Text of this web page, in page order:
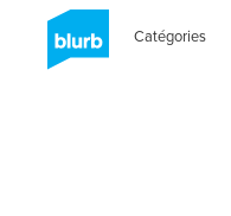
Catégories